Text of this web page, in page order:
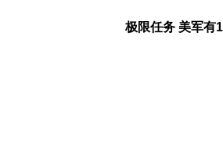
极限任务 美军有